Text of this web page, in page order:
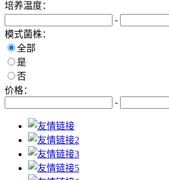
培养温度：
-
模式菌株：
全部
是
否
价格：
-